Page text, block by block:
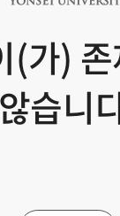
(가)
않습니